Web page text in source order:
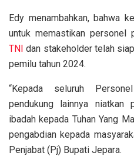
Edy menambahkan, bahwa
untuk memastikan personel
TNI dan stakeholder telah
pemilu tahun 2024.
“Kepada seluruh
pendukung lainnya niatkan
ibadah kepada Tuhan Yang
pengabdian kepada
Penjabat (Pj) Bupati Jepara.